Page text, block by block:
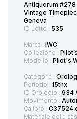
Antiquorum #278
Vintage
Geneva
ID Lotto : 535
Marca : IWC
Collezione :
Modello : Pilot's
Categoria :
Periodo : 15thx
ID Orologio : 934
Movimento :
Calibro : C37524
Materiale della